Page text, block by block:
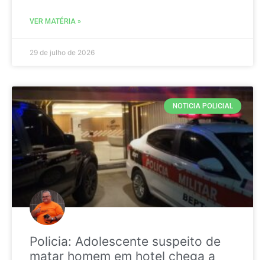
VER MATÉRIA »
29 de julho de 2026
NOTICIA POLICIAL
Policia: Adolescente suspeito de
matar homem em hotel chega a